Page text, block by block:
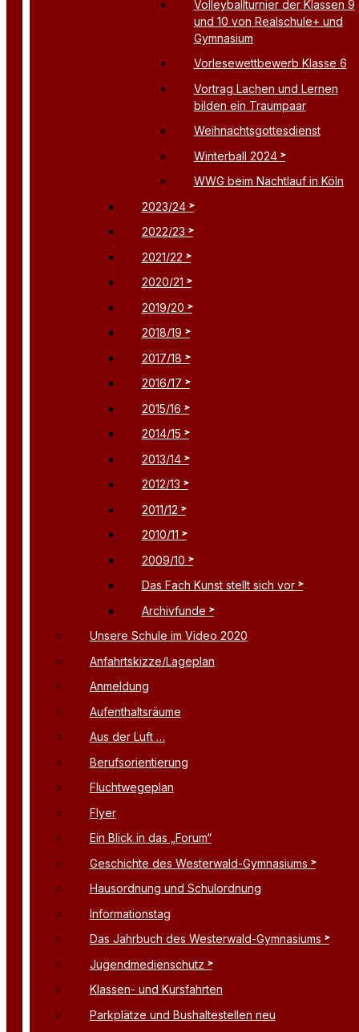
Volleyballturnier der Klassen 9
und 10 von Realschule+ und
Gymnasium
Vorlesewettbewerb Klasse 6
Vortrag Lachen und Lernen
bilden ein Traumpaar
Weihnachtsgottesdienst
Winterball 2024
WWG beim Nachtlauf in Köln
2023/24
2022/23
2021/22
2020/21
2019/20
2018/19
2017/18
2016/17
2015/16
2014/15
2013/14
2012/13
2011/12
2010/11
2009/10
Das Fach Kunst stellt sich vor
Archivfunde
Unsere Schule im Video 2020
Anfahrtskizze/Lageplan
Anmeldung
Aufenthaltsräume
Aus der Luft …
Berufsorientierung
Fluchtwegeplan
Flyer
Ein Blick in das „Forum“
Geschichte des Westerwald-Gymnasiums
Hausordnung und Schulordnung
Informationstag
Das Jahrbuch des Westerwald-Gymnasiums
Jugendmedienschutz
Klassen- und Kursfahrten
Parkplätze und Bushaltestellen neu